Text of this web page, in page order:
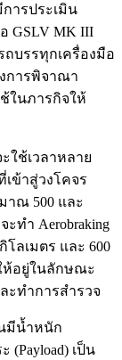
การประเมิน
GSLV MK III
ถบรรทุกเครื่องมือ
การพิจาณา
ในภารกิจให้
ใช้เวลาหลาย
เข้าสู่วงโคจร
าณ 500 และ
ทำ Aerobraking
ลเมตร และ 600
ห้อยู่ในลักษณะ
ะทำการสำรวจ
มีน้ำหนัก
เป็น